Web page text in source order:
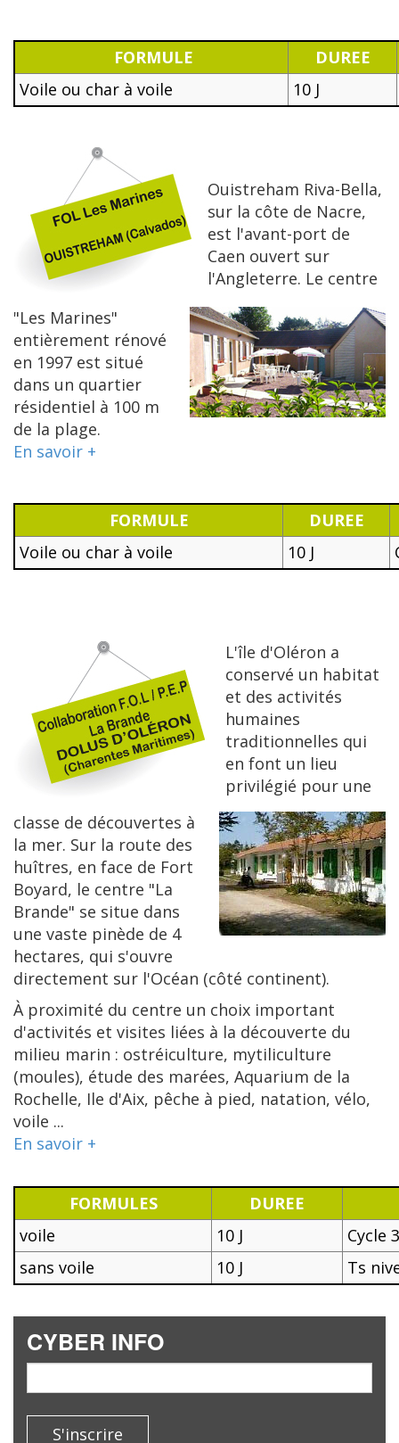
FORMULE
DUREE
Voile ou char à voile
10 J
Ouistreham Riva-Bella,
sur la côte de Nacre,
est l'avant-port de
Caen ouvert sur
l'Angleterre. Le centre
"Les Marines"
entièrement rénové
en 1997 est situé
dans un quartier
résidentiel à 100 m
de la plage.
En savoir +
FORMULE
DUREE
Voile ou char à voile
10 J
L'île d'Oléron a
conservé un habitat
et des activités
humaines
traditionnelles qui
en font un lieu
privilégié pour une
classe de découvertes à
la mer. Sur la route des
huîtres, en face de Fort
Boyard, le centre "La
Brande" se situe dans
une vaste pinède de 4
hectares, qui s'ouvre
directement sur l'Océan (côté continent).
À proximité du centre un choix important
d'activités et visites liées à la découverte du
milieu marin : ostréiculture, mytiliculture
(moules), étude des marées, Aquarium de la
Rochelle, Ile d'Aix, pêche à pied, natation, vélo,
voile ...
En savoir +
FORMULES DUREE
voile
10 J
Cycle 3
sans voile
10 J Ts
CYBER INFO
S'inscrire